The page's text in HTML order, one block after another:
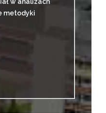
metodyki